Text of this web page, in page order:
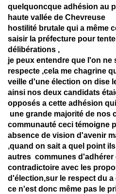
quelquoncque adhésion au
haute vallée de Chevreuse
hostilité brutale qui a même
saisir la préfecture pour
délibérations ,
je peux entendre que l'on ne
respecte ,cela me chagrine
veille d'une élection on dise
ainsi nos deux candidats
opposés a cette adhésion
une grande majorité de nos
communauté ceci témoigne
absence de vision d'avenir
,quand on sait a quel point
autres communes d'adhérer
contradictoire avec les
d'élection,sur le respect du a
ce n'est donc même pas le